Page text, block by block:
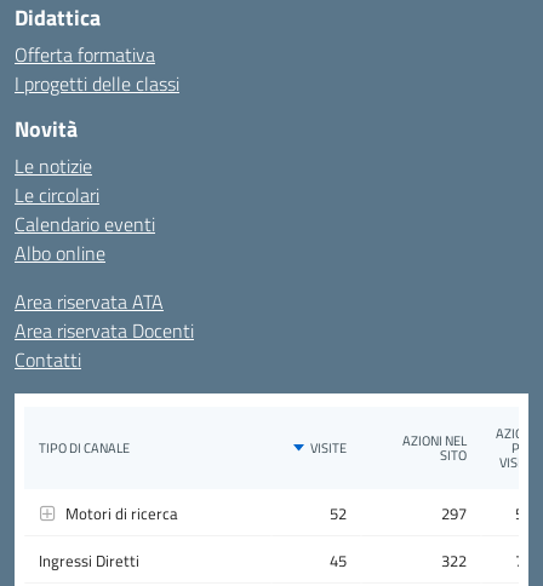
Didattica
Offerta formativa
I progetti delle classi
Novità
Le notizie
Le circolari
Calendario eventi
Albo online
Area riservata ATA
Area riservata Docenti
Contatti